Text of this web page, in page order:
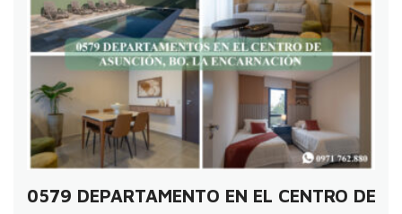
0579 DEPARTAMENTO EN EL CENTRO DE